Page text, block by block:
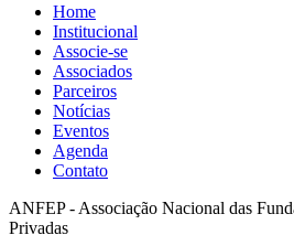
Home
Institucional
Associe-se
Associados
Parceiros
Notícias
Eventos
Agenda
Contato
ANFEP - Associação Nacional das
Privadas